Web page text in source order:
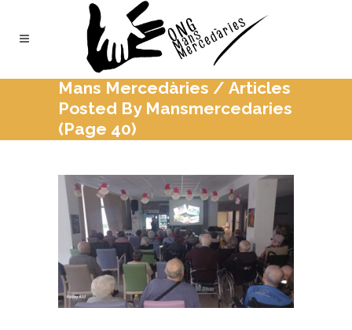
Mans Mercedàries / Articles
Posted By Mansmercedaries
(Page 40)